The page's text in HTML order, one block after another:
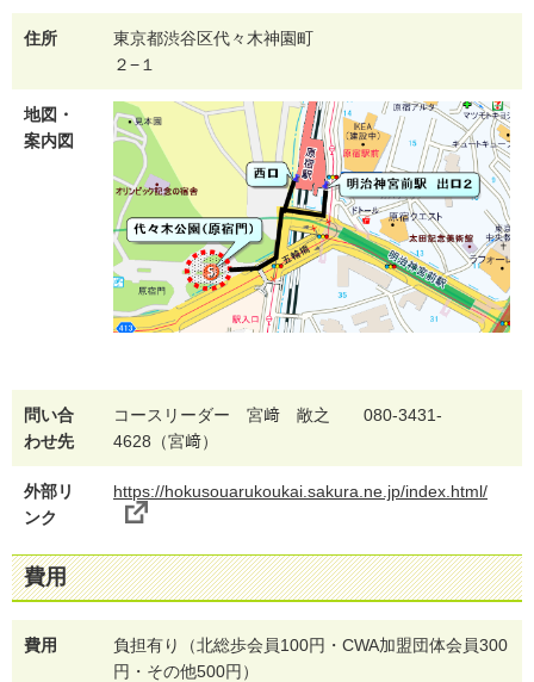
住所
東京都渋谷区代々木神園町
２−１
地図・
案内図
問い合
わせ先
コースリーダー 宮﨑 敞之 080-3431-
4628（宮﨑）
外部リ
ンク
https://hokusouarukoukai.sakura.ne.jp/index.html/
費用
費用
負担有り（北総歩会員100円・CWA加盟団体会員300
円・その他500円）